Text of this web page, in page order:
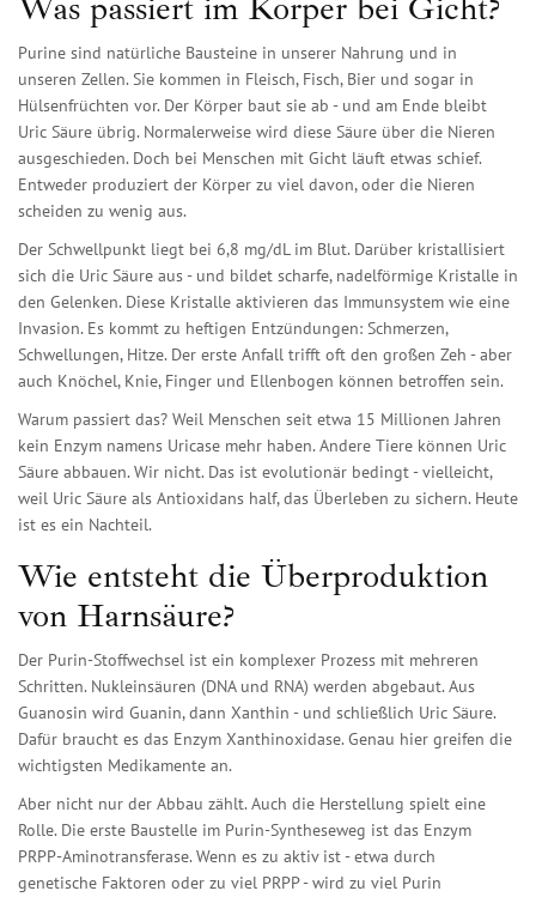
Purine sind natürliche Bausteine in unserer Nahrung und in
unseren Zellen. Sie kommen in Fleisch, Fisch, Bier und sogar in
Hülsenfrüchten vor. Der Körper baut sie ab - und am Ende bleibt
Uric Säure übrig. Normalerweise wird diese Säure über die Nieren
ausgeschieden. Doch bei Menschen mit Gicht läuft etwas schief.
Entweder produziert der Körper zu viel davon, oder die Nieren
scheiden zu wenig aus.
Der Schwellpunkt liegt bei 6,8 mg/dL im Blut. Darüber kristallisiert
sich die Uric Säure aus - und bildet scharfe, nadelförmige Kristalle in
den Gelenken. Diese Kristalle aktivieren das Immunsystem wie eine
Invasion. Es kommt zu heftigen Entzündungen: Schmerzen,
Schwellungen, Hitze. Der erste Anfall trifft oft den großen Zeh - aber
auch Knöchel, Knie, Finger und Ellenbogen können betroffen sein.
Warum passiert das? Weil Menschen seit etwa 15 Millionen Jahren
kein Enzym namens Uricase mehr haben. Andere Tiere können Uric
Säure abbauen. Wir nicht. Das ist evolutionär bedingt - vielleicht,
weil Uric Säure als Antioxidans half, das Überleben zu sichern. Heute
ist es ein Nachteil.
Wie entsteht die Überproduktion
von Harnsäure?
Der Purin-Stoffwechsel ist ein komplexer Prozess mit mehreren
Schritten. Nukleinsäuren (DNA und RNA) werden abgebaut. Aus
Guanosin wird Guanin, dann Xanthin - und schließlich Uric Säure.
Dafür braucht es das Enzym Xanthinoxidase. Genau hier greifen die
wichtigsten Medikamente an.
Aber nicht nur der Abbau zählt. Auch die Herstellung spielt eine
Rolle. Die erste Baustelle im Purin-Syntheseweg ist das Enzym
PRPP-Aminotransferase. Wenn es zu aktiv ist - etwa durch
genetische Faktoren oder zu viel PRPP - wird zu viel Purin